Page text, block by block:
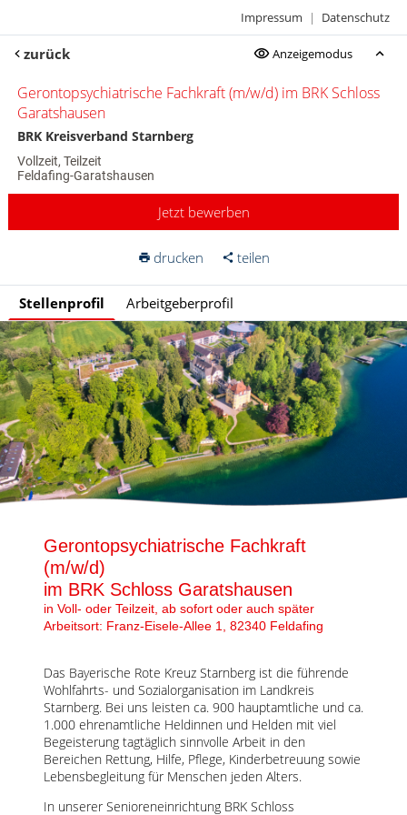
Impressum | Datenschutz
zurück Anzeigemodus
Gerontopsychiatrische Fachkraft (m/w/d) im BRK Schloss
Garatshausen
BRK Kreisverband Starnberg
Vollzeit, Teilzeit
Feldafing-Garatshausen
Jetzt bewerben
drucken teilen
Stellenprofil Arbeitgeberprofil
Karte anzeigen